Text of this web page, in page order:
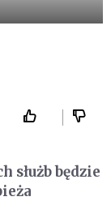
służb będzie